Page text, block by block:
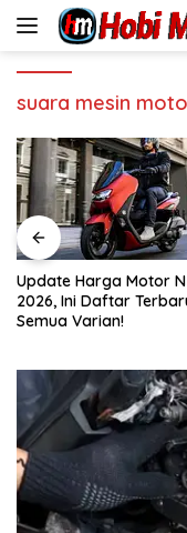
suara mesin
Update Harga Motor
2026, Ini Daftar
Semua Varian!